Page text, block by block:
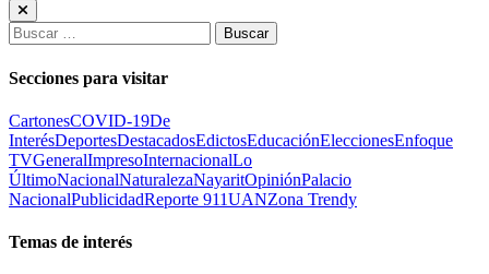
Buscar:
Secciones para visitar
CartonesCOVID-19De
InterésDeportesDestacadosEdictosEducaciónEleccionesEnfoque
TVGeneralImpresoInternacionalLo
ÚltimoNacionalNaturalezaNayaritOpiniónPalacio
NacionalPublicidadReporte 911UANZona Trendy
Temas de interés